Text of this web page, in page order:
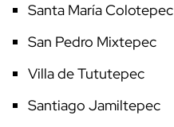
Santa María Colotepec
San Pedro Mixtepec
Villa de Tututepec
Santiago Jamiltepec